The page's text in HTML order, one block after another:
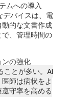
ムへの導入
バイスは、電
的な文書作成
、管理時間の
の強化
ことが多い。AI
師は病状をよ
守率を高める